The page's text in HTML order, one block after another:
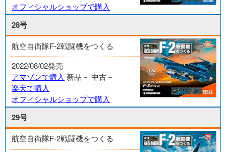
オフィシャルショップで購入
28号
航空自衛隊F-2戦闘機をつくる
2022/08/02発売
アマゾンで購入 新品－ 中古－
楽天で購入
オフィシャルショップで購入
29号
航空自衛隊F-2戦闘機をつくる